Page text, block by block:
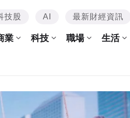
技股 AI 最新財經資訊
業 科技 職場 生活